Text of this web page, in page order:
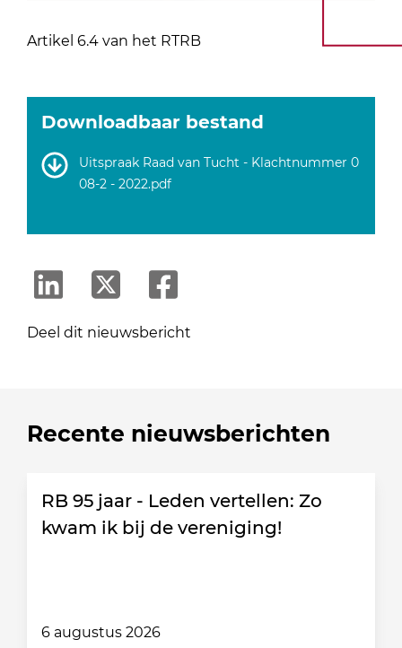
Artikel 6.4 van het RTRB
Downloadbaar bestand
Uitspraak Raad van Tucht - Klachtnummer 0
08-2 - 2022.pdf
Deel dit nieuwsbericht
Recente nieuwsberichten
RB 95 jaar - Leden vertellen: Zo
kwam ik bij de vereniging!
6 augustus 2026